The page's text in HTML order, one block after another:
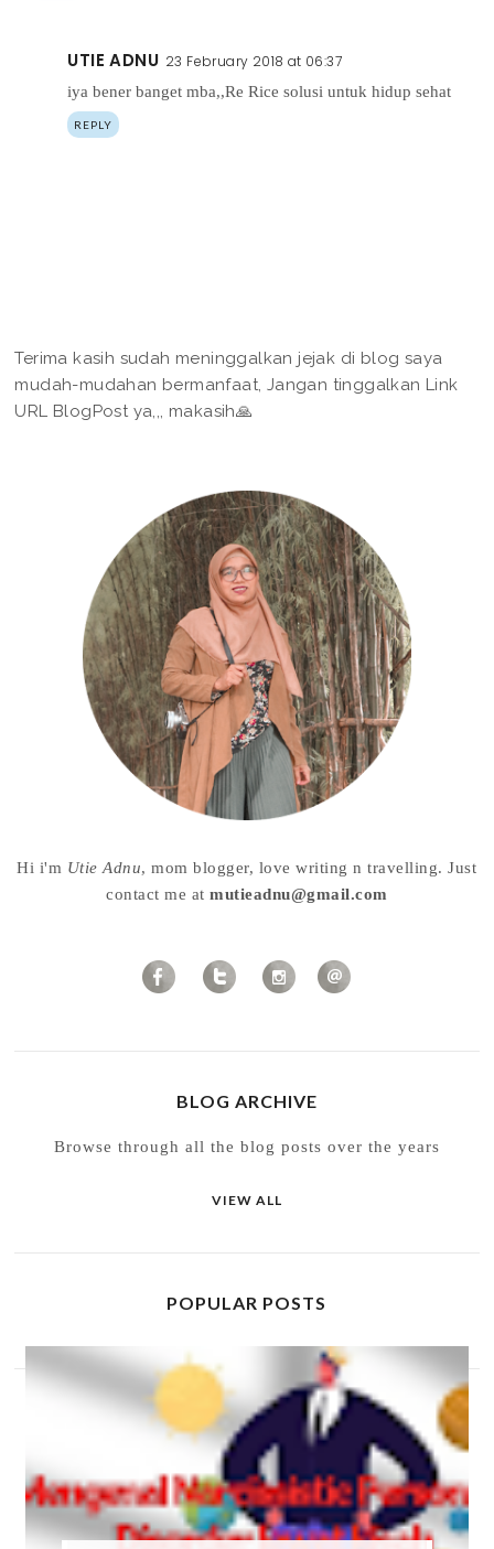
UTIE ADNU 23 February 2018 at 06:37
iya bener banget mba,,Re Rice solusi untuk hidup sehat
REPLY
Terima kasih sudah meninggalkan jejak di blog saya
mudah-mudahan bermanfaat, Jangan tinggalkan Link
URL BlogPost ya,,, makasih🙏
Hi i'm Utie Adnu, mom blogger, love writing n travelling. Just
contact me atmutieadnu@gmail.com
BLOG ARCHIVE
Browse through all the blog posts over the years
VIEW ALL
POPULAR POSTS